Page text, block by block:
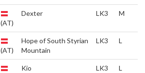
(AT)
Dexter LK3 M
(AT)
Hope of South Styrian
Mountain
LK3 L
Kio LK3 L